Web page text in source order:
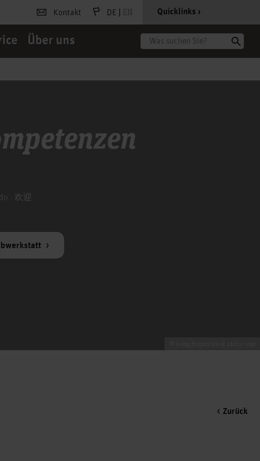
Kontakt DE | EN Quicklinks
Über uns Suche
- 欢迎
Zurück